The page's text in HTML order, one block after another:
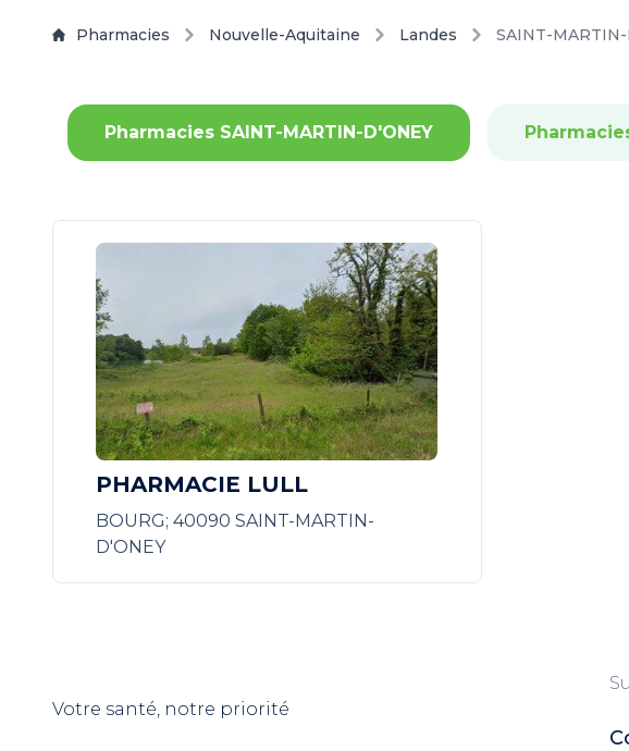
Pharmacies Nouvelle-Aquitaine Landes SAINT-
Pharmacies SAINT-MARTIN-D'ONEY
PHARMACIE LULL
BOURG; 40090 SAINT-MARTIN-
D'ONEY
Votre santé, notre priorité